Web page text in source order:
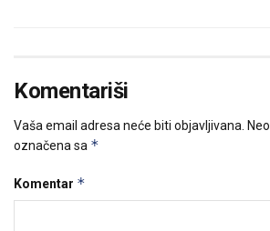
Komentariši
Vaša email adresa neće biti objavljivana.
označena sa *
Komentar *